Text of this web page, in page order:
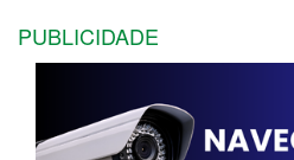
PUBLICIDADE